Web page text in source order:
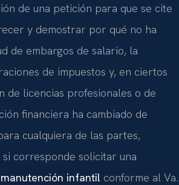
de una petición para que se cite
y demostrar por qué no ha
de embargos de salario, la
de impuestos y, en ciertos
de licencias profesionales o de
financiera ha cambiado de
cualquiera de las partes,
si corresponde solicitar una
infantil conforme al Va.